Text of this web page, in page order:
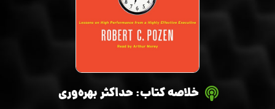
خلاصه کتاب: حداکثر بهره‌وری